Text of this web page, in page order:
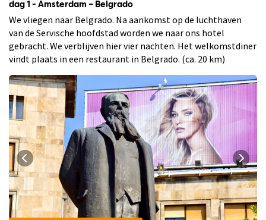
dag 1 - Amsterdam – Belgrado
We vliegen naar Belgrado. Na aankomst op de luchthaven
van de Servische hoofdstad worden we naar ons hotel
gebracht. We verblijven hier vier nachten. Het welkomstdiner
vindt plaats in een restaurant in Belgrado. (ca. 20 km)